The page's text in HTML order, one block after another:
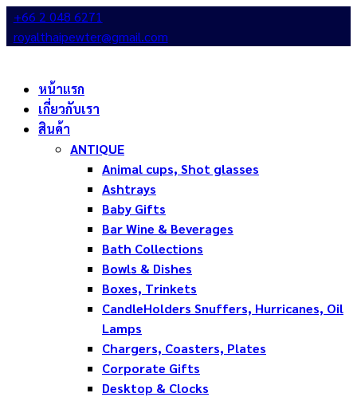
+66 2 048 6271
royalthaipewter@gmail.com
หน้าแรก
เกี่ยวกับเรา
สินค้า
ANTIQUE
Animal cups, Shot glasses
Ashtrays
Baby Gifts
Bar Wine & Beverages
Bath Collections
Bowls & Dishes
Boxes, Trinkets
CandleHolders Snuffers, Hurricanes, Oil
Lamps
Chargers, Coasters, Plates
Corporate Gifts
Desktop & Clocks